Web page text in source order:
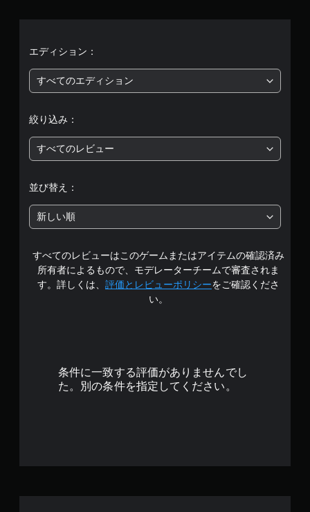
均
価
は
段
階
中
の
エディション：
すべてのエディション
絞り込み：
すべてのレビュー
並び替え：
新しい順
すべてのレビューはこのゲームまたはアイテムの確認済み
所有者によるもので、モデレーターチームで審査されま
す。詳しくは、 評価とレビューポリシーをご確認くださ
い。
条件に一致する評価がありませんでし
た。別の条件を指定してください。